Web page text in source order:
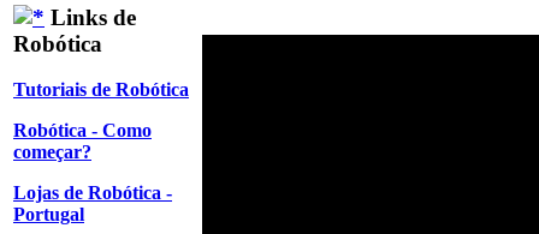
Links de
Robótica
Tutoriais de Robótica
Robótica - Como
começar?
Lojas de Robótica -
Portugal